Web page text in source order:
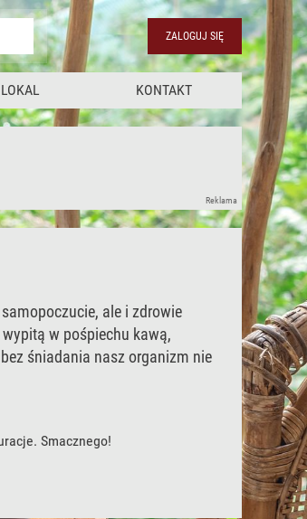
ZALOGUJ SIĘ
KONTAKT
Reklama
ale i zdrowie
w pośpiechu kawą,
śniadania nasz organizm nie
Smacznego!